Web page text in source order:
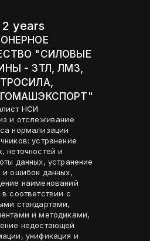
2 years
"СИЛОВЫЕ
- ЗТЛ, ЛМЗ,
НСИ
и отслеживание
нормализации
устранение
неточностей и
данных, устранение
и ошибок данных,
наименований
в соответствии с
стандартами,
и методиками,
недостающей
унификация и